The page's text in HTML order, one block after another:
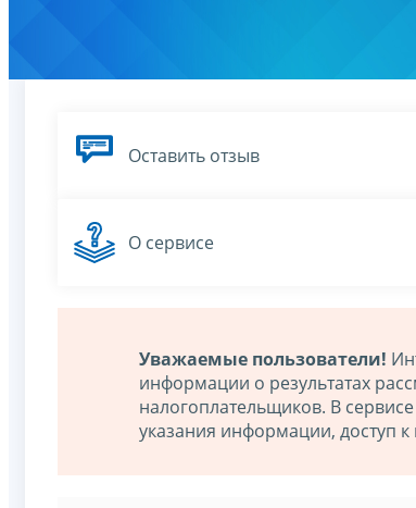
Оставить отзыв
О сервисе
Уважаемые пользователи!
информации о результатах
налогоплательщиков. В
указания информации, доступ